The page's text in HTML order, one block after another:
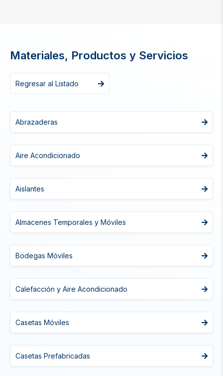
Materiales, Productos y Servicios
Regresar al Listado
Abrazaderas
Aire Acondicionado
Aislantes
Almacenes Temporales y Móviles
Bodegas Móviles
Calefacción y Aire Acondicionado
Casetas Móviles
Casetas Prefabricadas